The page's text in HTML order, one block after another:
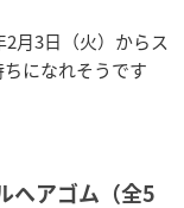
月3日（火）からス
になれそうです
ヘアゴム（全5